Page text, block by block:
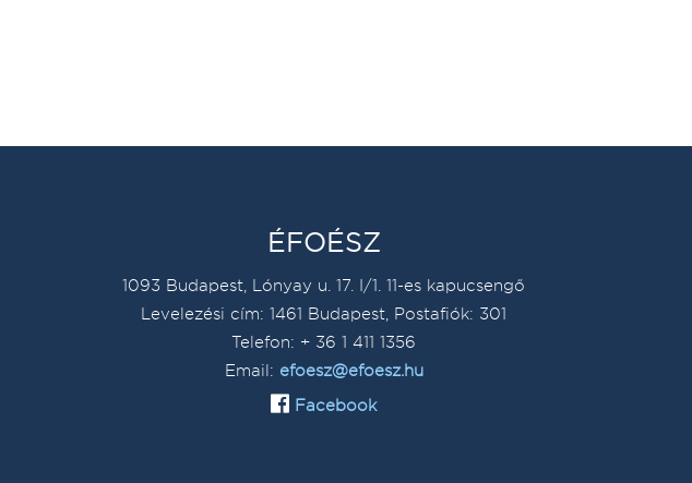
ÉFOÉSZ
1093 Budapest, Lónyay u. 17. I/1. 11-es kapucsengő
Levelezési cím: 1461 Budapest, Postafiók: 301
Telefon: + 36 1 411 1356
Email: efoesz@efoesz.hu
Facebook